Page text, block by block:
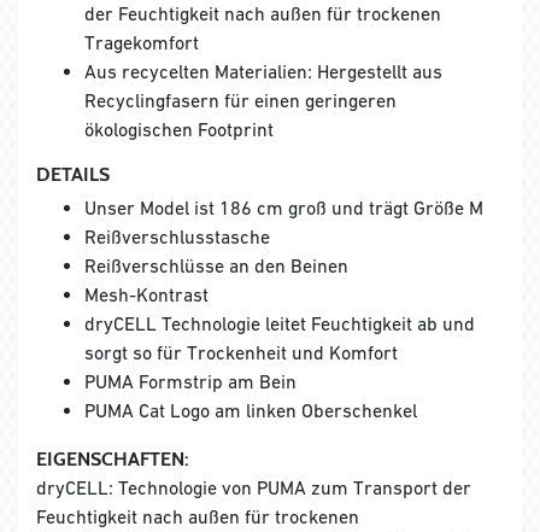
der Feuchtigkeit nach außen für trockenen
Tragekomfort
Aus recycelten Materialien: Hergestellt aus
Recyclingfasern für einen geringeren
ökologischen Footprint
DETAILS
Unser Model ist 186 cm groß und trägt Größe M
Reißverschlusstasche
Reißverschlüsse an den Beinen
Mesh-Kontrast
dryCELL Technologie leitet Feuchtigkeit ab und
sorgt so für Trockenheit und Komfort
PUMA Formstrip am Bein
PUMA Cat Logo am linken Oberschenkel
EIGENSCHAFTEN:
dryCELL: Technologie von PUMA zum Transport der
Feuchtigkeit nach außen für trockenen